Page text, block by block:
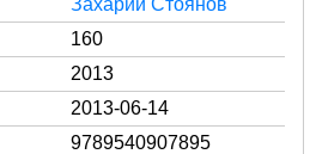
160
2013
2013-06-14
9789540907895